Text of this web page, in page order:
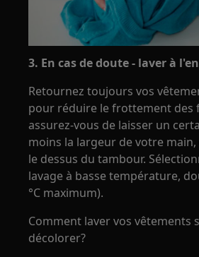
3. En cas de doute - laver à
Retournez toujours vos
pour réduire le frottement des
assurez-vous de laisser un
moins la largeur de votre
le dessus du tambour.
lavage à basse température,
°C maximum).
Comment laver vos vêtements
décolorer?